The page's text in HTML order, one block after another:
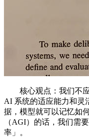
核心观点：我们不应
AI 系统的适应能力和灵
据，模型就可以记忆如
（AGI）的话，我们需
率」。